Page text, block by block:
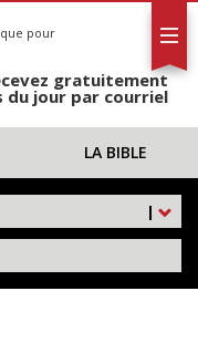
pour
gratuitement
du jour par courriel
LA BIBLE
|